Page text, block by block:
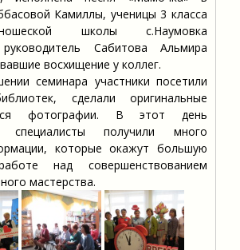
Камиллы, ученицы 3 класса
школы с.Наумовка
Сабитова Альмира
восхищение у коллег.
семинара участники посетили
сделали оригинальные
фотографии. В этот день
специалисты получили много
которые окажут большую
над совершенствованием
мастерства.